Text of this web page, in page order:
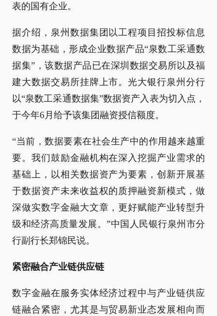
表的国有企业。
据介绍，泉州数据集团以工程项目招投标信息
数据为基础，形成企业数据产品“泉数工采通数
据集”，该数据产品已在深圳数据交易所以及福
建大数据交易所挂牌上市。光大银行泉州分行
以“泉数工采通数据集”数据资产入表为切入点，
于今年6月给予该集团融资授信额度。
“当前，数据要素在社会生产中的作用越来越重
要。我们鼓励金融机构在深入挖掘产业需求的
基础上，以相关数据资产为要素，创新开展基
于数据资产未来收益权的质押融资新模式，做
深做实数字金融大文章，更好赋能产业转型升
级和经济高质量发展。”中国人民银行泉州市分
行副行长郑锦民说。
紧密融合产业链供应链
数字金融在服务实体经济过程中与产业链供应
链融合紧密，尤其是与贸易新业态发展相向而